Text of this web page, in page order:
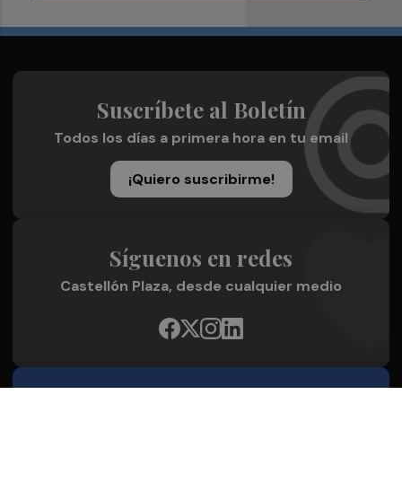
Suscríbete al Boletín
Todos los días a primera hora en tu email
¡Quiero suscribirme!
Síguenos en redes
Castellón Plaza, desde cualquier medio